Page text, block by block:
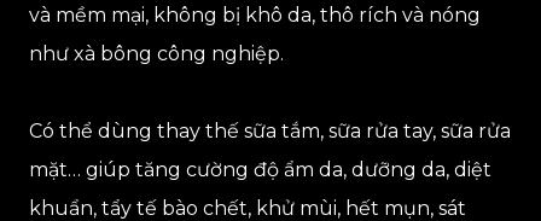
và mềm mại, không bị khô da, thô rích và nóng
như xà bông công nghiệp.
Có thể dùng thay thế sữa tắm, sữa rửa tay, sữa rửa
mặt… giúp tăng cường độ ẩm da, dưỡng da, diệt
khuẩn, tẩy tế bào chết, khử mùi, hết mụn, sát